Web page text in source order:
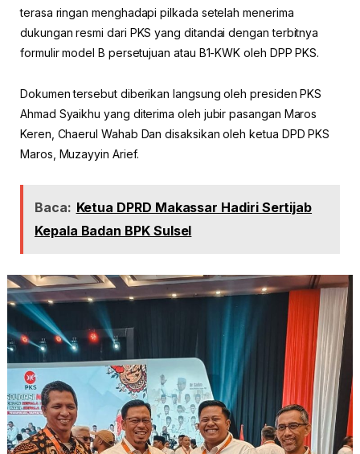
terasa ringan menghadapi pilkada setelah menerima
dukungan resmi dari PKS yang ditandai dengan terbitnya
formulir model B persetujuan atau B1-KWK oleh DPP PKS.
Dokumen tersebut diberikan langsung oleh presiden PKS
Ahmad Syaikhu yang diterima oleh jubir pasangan Maros
Keren, Chaerul Wahab Dan disaksikan oleh ketua DPD PKS
Maros, Muzayyin Arief.
Baca: Ketua DPRD Makassar Hadiri Sertijab
Kepala Badan BPK Sulsel